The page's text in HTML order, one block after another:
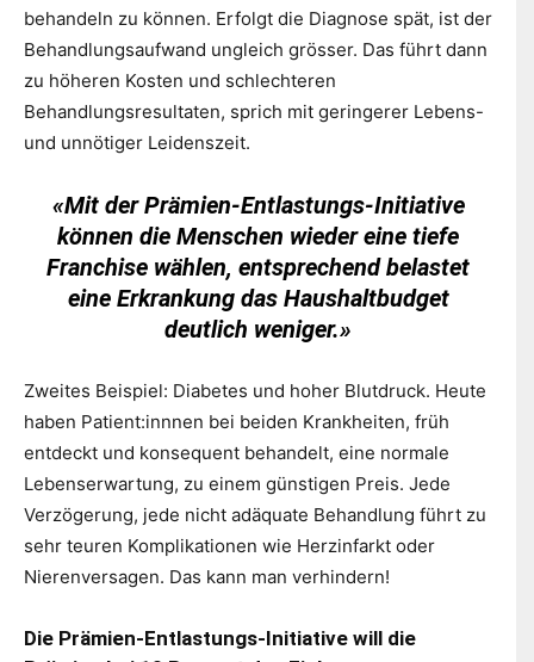
behandeln zu können. Erfolgt die Diagnose spät, ist der
Behandlungsaufwand ungleich grösser. Das führt dann
zu höheren Kosten und schlechteren
Behandlungsresultaten, sprich mit geringerer Lebens-
und unnötiger Leidenszeit.
«Mit der Prämien-Entlastungs-Initiative
können die Menschen wieder eine tiefe
Franchise wählen, entsprechend belastet
eine Erkrankung das Haushaltbudget
deutlich weniger.»
Zweites Beispiel: Diabetes und hoher Blutdruck. Heute
haben Patient:innnen bei beiden Krankheiten, früh
entdeckt und konsequent behandelt, eine normale
Lebenserwartung, zu einem günstigen Preis. Jede
Verzögerung, jede nicht adäquate Behandlung führt zu
sehr teuren Komplikationen wie Herzinfarkt oder
Nierenversagen. Das kann man verhindern!
Die Prämien-Entlastungs-Initiative will die